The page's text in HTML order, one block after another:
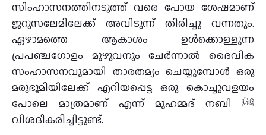
സിംഹാസനത്തിനടുത്ത് വരെ പോയ ശേഷമാണ്
ജറുസലേമിലേക്ക് അവിടുന്ന് തിരിച്ചു വന്നതും.
ഏഴാമത്തെ ആകാശം ഉള്‍ക്കൊള്ളുന്ന
പ്രപഞ്ചഗോളം മുഴുവനും ചേര്‍ന്നാല്‍ ദൈവിക
സംഹാസനവുമായി താരതമ്യം ചെയ്യുമ്പോള്‍ ഒരു
മരുഭൂമിയിലേക്ക് എറിയപ്പെട്ട ഒരു കൊച്ചുവളയം
പോലെ മാത്രമാണ് എന്ന് മുഹമ്മദ് നബി ﷺ
വിശദീകരിച്ചിട്ടുണ്ട്.